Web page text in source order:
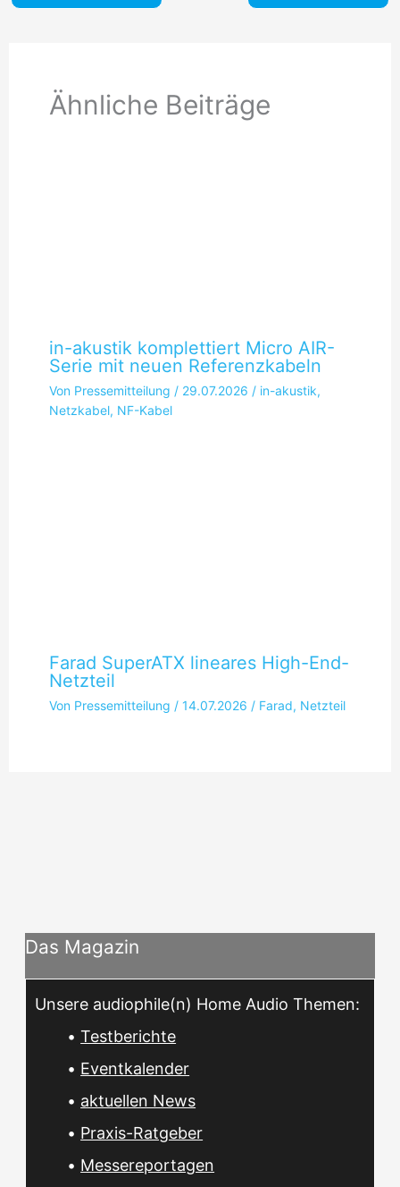
Ähnliche Beiträge
in-akustik komplettiert Micro AIR-
Serie mit neuen Referenzkabeln
Von Pressemitteilung / 29.07.2026 / in-akustik,
Netzkabel, NF-Kabel
Farad SuperATX lineares High-End-
Netzteil
Von Pressemitteilung / 14.07.2026 / Farad, Netzteil
Das Magazin
Unsere audiophile(n) Home Audio Themen:
• Testberichte
• Eventkalender
• aktuellen News
• Praxis-Ratgeber
• Messereportagen